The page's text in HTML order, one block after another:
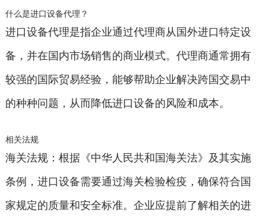
什么是进口设备代理？
进口设备代理是指企业通过代理商从国外进口特定设
备，并在国内市场销售的商业模式。代理商通常拥有
较强的国际贸易经验，能够帮助企业解决跨国交易中
的种种问题，从而降低进口设备的风险和成本。
相关法规
海关法规：根据《中华人民共和国海关法》及其实施
条例，进口设备需要通过海关检验检疫，确保符合国
家规定的质量和安全标准。企业应提前了解相关的进